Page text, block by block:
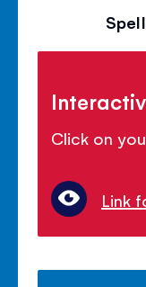
Click on
Link